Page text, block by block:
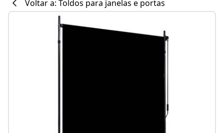
Voltar a: Toldos para janelas e portas